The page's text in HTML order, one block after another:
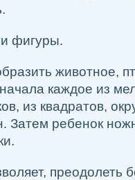
фигуры.
животное,
каждое из
из квадратов,
Затем ребенок
преодолеть